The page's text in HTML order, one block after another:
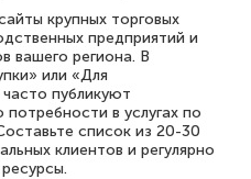
крупных торговых
предприятий и
вашего региона. В
или «Для
публикуют
в услугах по
список из 20-30
клиентов и регулярно